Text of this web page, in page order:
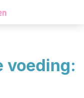
voeding: